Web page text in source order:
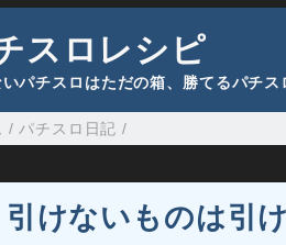
スロレシピ
パチスロはただの箱、勝てるパチ
/ パチスロ日記 /
引けないものは引